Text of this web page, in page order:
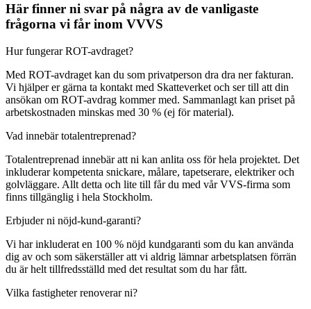
Här finner ni svar på några av de vanligaste
frågorna vi får inom VVVS
Hur fungerar ROT-avdraget?
Med ROT-avdraget kan du som privatperson dra dra ner fakturan.
Vi hjälper er gärna ta kontakt med Skatteverket och ser till att din
ansökan om ROT-avdrag kommer med. Sammanlagt kan priset på
arbetskostnaden minskas med 30 % (ej för material).
Vad innebär totalentreprenad?
Totalentreprenad innebär att ni kan anlita oss för hela projektet. Det
inkluderar kompetenta snickare, målare, tapetserare, elektriker och
golvläggare. Allt detta och lite till får du med vår VVS-firma som
finns tillgänglig i hela Stockholm.
Erbjuder ni nöjd-kund-garanti?
Vi har inkluderat en 100 % nöjd kundgaranti som du kan använda
dig av och som säkerställer att vi aldrig lämnar arbetsplatsen förrän
du är helt tillfredsställd med det resultat som du har fått.
Vilka fastigheter renoverar ni?